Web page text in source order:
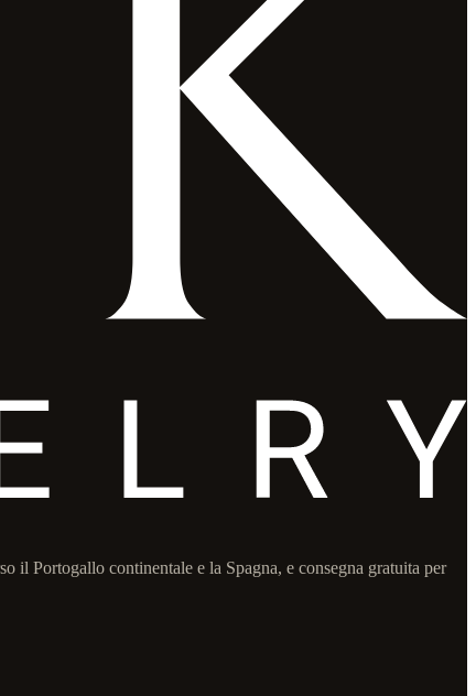
il Portogallo continentale e la Spagna, e consegna gratuita per